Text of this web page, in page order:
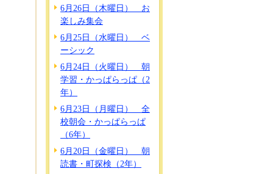
6月26日（木曜日） お
楽しみ集会
6月25日（水曜日） ベ
ーシック
6月24日（火曜日） 朝
学習・かっぱらっぱ（2
年）
6月23日（月曜日） 全
校朝会・かっぱらっぱ
（6年）
6月20日（金曜日） 朝
読書・町探検（2年）